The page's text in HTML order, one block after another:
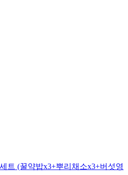
트 (꿀약밥x3+뿌리채소x3+버섯영